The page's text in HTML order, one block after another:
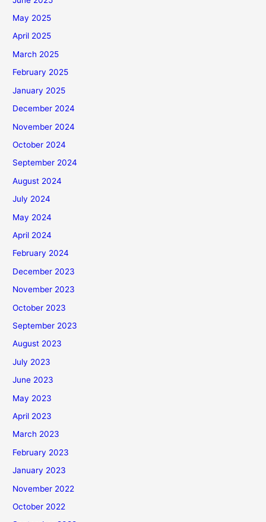
May 2025
April 2025
March 2025
February 2025
January 2025
December 2024
November 2024
October 2024
September 2024
August 2024
July 2024
May 2024
April 2024
February 2024
December 2023
November 2023
October 2023
September 2023
August 2023
July 2023
June 2023
May 2023
April 2023
March 2023
February 2023
January 2023
November 2022
October 2022